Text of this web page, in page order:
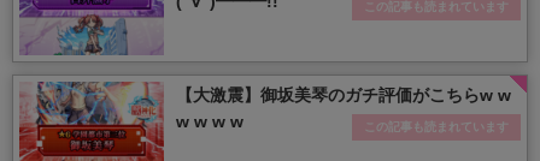
この記事も読まれています
【大激震】御坂美琴のガチ評価がこちらw w
w w w w
この記事も読まれています